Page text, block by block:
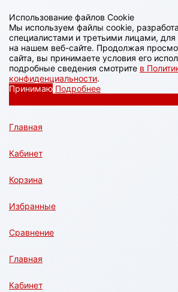
Использование файлов Cookie
Мы используем файлы cookie,
специалистами и третьими лицами, для
на нашем веб-сайте. Продолжая
сайта, вы принимаете условия его
подробные сведения смотрите в
конфиденциальности.
Принимаю Подробнее
Главная
Кабинет
Корзина
Избранные
Сравнение
Главная
Кабинет